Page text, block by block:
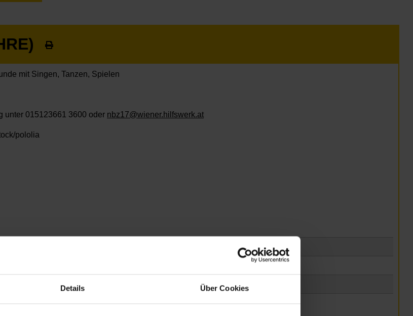
Details Über Cookies
mit Singen, Tanzen, Spielen
unter 015123661 3600 oder nbz17@wiener.hilfswerk.at
pololia